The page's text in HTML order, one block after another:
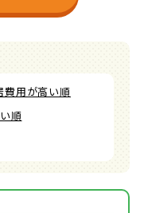
費用が高い順
順